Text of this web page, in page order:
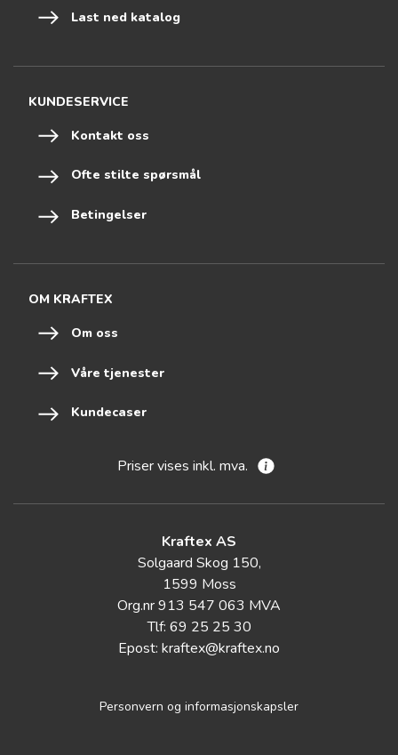
Last ned katalog
KUNDESERVICE
Kontakt oss
Ofte stilte spørsmål
Betingelser
OM KRAFTEX
Om oss
Våre tjenester
Kundecaser
Priser vises inkl. mva.
Kraftex AS
Solgaard Skog 150,
1599 Moss
Org.nr 913 547 063 MVA
Tlf: 69 25 25 30
Epost: kraftex@kraftex.no
Personvern og informasjonskapsler